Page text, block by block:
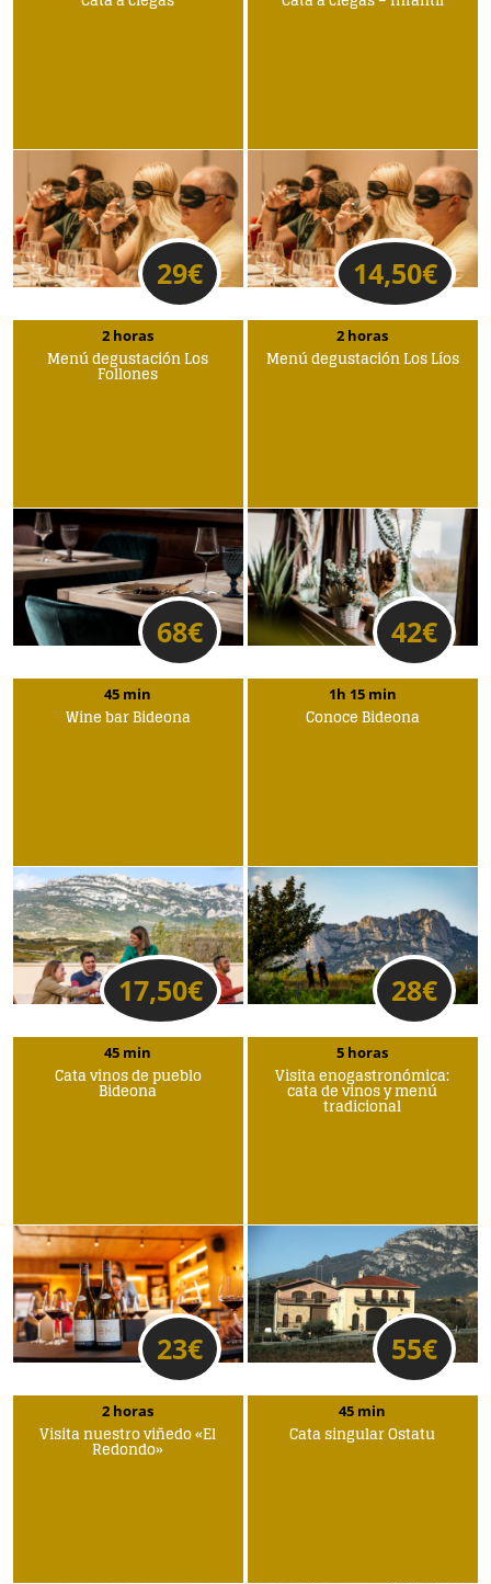
29€ 14,50€
2 horas
Menú degustación Los
Follones
68€
2 horas
Menú degustación Los Líos
42€
45 min
Wine bar Bideona
17,50€
1h 15 min
Conoce Bideona
28€
45 min
Cata vinos de pueblo
Bideona
23€
5 horas
Visita enogastronómica:
cata de vinos y menú
tradicional
55€
2 horas
Visita nuestro viñedo «El
Redondo»
45 min
Cata singular Ostatu